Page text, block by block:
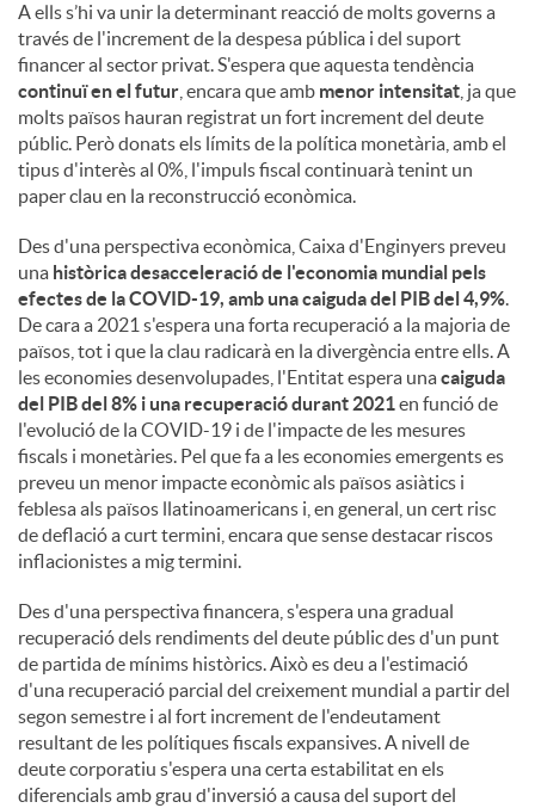
A ells s’hi va unir la determinant reacció de molts governs a
través de l'increment de la despesa pública i del suport
financer al sector privat. S'espera que aquesta tendència
continuï en el futur , encara que amb menor intensitat , ja que
molts països hauran registrat un fort increment del deute
públic. Però donats els límits de la política monetària, amb el
tipus d'interès al 0%, l'impuls fiscal continuarà tenint un
paper clau en la reconstrucció econòmica.
Des d'una perspectiva econòmica, Caixa d'Enginyers preveu
una històrica desacceleració de l'economia mundial pels
efectes de la COVID-19, amb una caiguda del PIB del 4,9%.
De cara a 2021 s'espera una forta recuperació a la majoria de
països, tot i que la clau radicarà en la divergència entre ells. A
les economies desenvolupades, l'Entitat espera unacaiguda
del PIB del 8% i una recuperació durant 2021en funció de
l'evolució de la COVID-19 i de l'impacte de les mesures
fiscals i monetàries. Pel que fa a les economies emergents es
preveu un menor impacte econòmic als països asiàtics i
feblesa als països llatinoamericans i, en general, un cert risc
de deflació a curt termini, encara que sense destacar riscos
inflacionistes a mig termini.
Des d'una perspectiva financera, s'espera una gradual
recuperació dels rendiments del deute públic des d'un punt
de partida de mínims històrics. Això es deu a l'estimació
d'una recuperació parcial del creixement mundial a partir del
segon semestre i al fort increment de l'endeutament
resultant de les polítiques fiscals expansives. A nivell de
deute corporatiu s'espera una certa estabilitat en els
diferencials amb grau d'inversió a causa del suport del